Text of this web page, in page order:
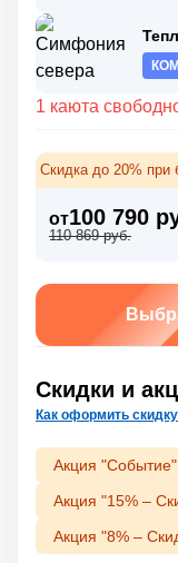
1 каюта
Скидка до 20% при
от100 790
110 869 руб.
Скидки и
Как оформить скидку
Акция
Акция "15% –
Акция "8% –